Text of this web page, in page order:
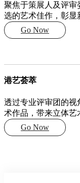
聚焦于策展人及评审
选的艺术佳作，彰显
Go Now
港艺荟萃
透过专业评审团的视
术作品，带来立体艺
Go Now